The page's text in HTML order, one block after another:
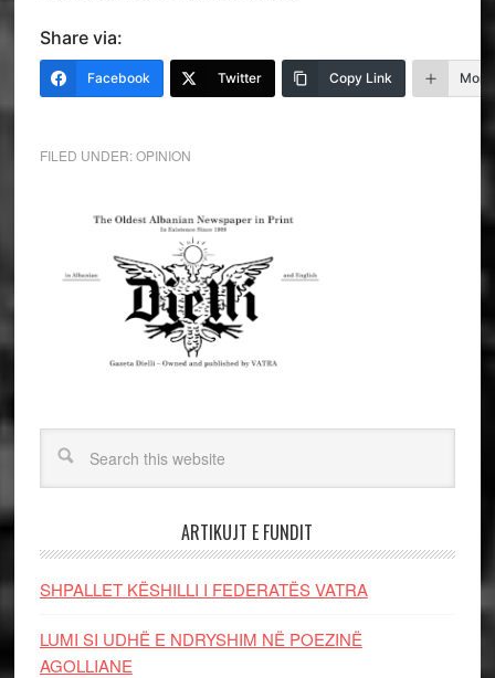
Share via:
Facebook Twitter Copy Link More
FILED UNDER:OPINION
ARTIKUJT E FUNDIT
SHPALLET KËSHILLI I FEDERATËS VATRA
LUMI SI UDHË E NDRYSHIM NË POEZINË
AGOLLIANE